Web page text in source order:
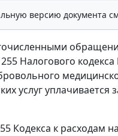
версию документа
Налогового
услуг
Кодекса к